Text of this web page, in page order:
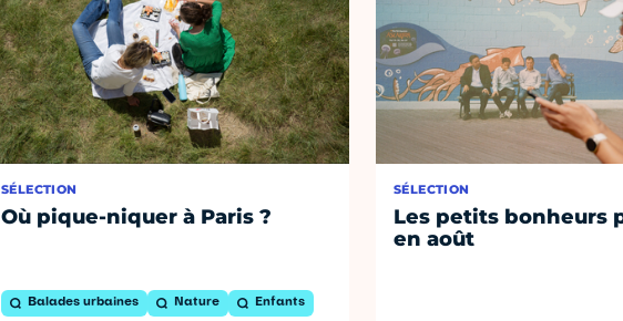
SÉLECTION
Où pique-niquer à Paris ?
Balades urbaines Nature Enfants
SÉLECTION
Les petits bonheurs
en août